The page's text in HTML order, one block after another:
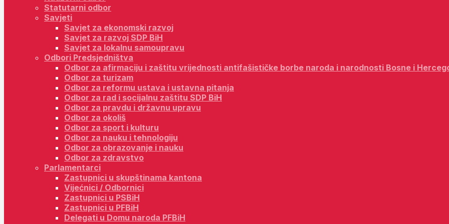
Statutarni odbor
Savjeti
Savjet za ekonomski razvoj
Savjet za razvoj SDP BiH
Savjet za lokalnu samoupravu
Odbori Predsjedništva
Odbor za afirmaciju i zaštitu vrijednosti antifašističke borbe naroda i narodnosti Bosne i
Odbor za turizam
Odbor za reformu ustava i ustavna pitanja
Odbor za rad i socijalnu zaštitu SDP BiH
Odbor za pravdu i državnu upravu
Odbor za okoliš
Odbor za sport i kulturu
Odbor za nauku i tehnologiju
Odbor za obrazovanje i nauku
Odbor za zdravstvo
Parlamentarci
Zastupnici u skupštinama kantona
Vijećnici / Odbornici
Zastupnici u PSBiH
Zastupnici u PFBiH
Delegati u Domu naroda PFBiH